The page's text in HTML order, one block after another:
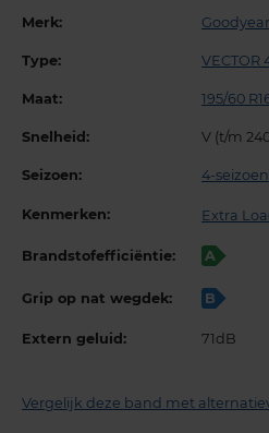
Merk: Goodyear
Type: VECTOR
Maat: 195/60
Snelheid: V (t/m
Seizoen: 4-
Kenmerken: Extra
Brandstofefficiëntie: A
Grip op nat wegdek: B
Extern geluid: 71dB
Vergelijk deze band met